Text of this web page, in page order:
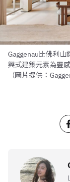
Gaggenau比佛利
興式建築元素為靈
（圖片提供：